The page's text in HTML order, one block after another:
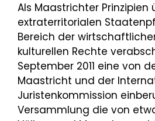
Als Maastrichter Prinzipien
extraterritorialen
Bereich der
kulturellen Rechte
September 2011 eine von
Maastricht und der
Juristenkommission
Versammlung die von